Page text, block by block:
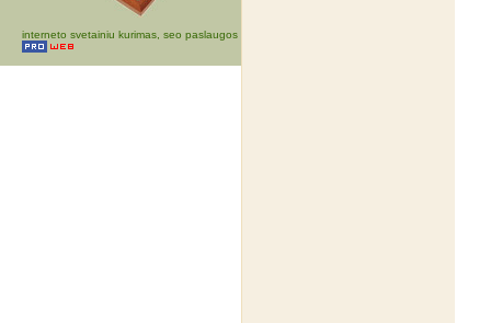
interneto svetainiu kurimas, seo paslaugos